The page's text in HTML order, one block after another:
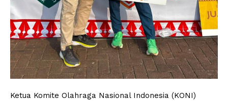
Ketua Komite Olahraga Nasional Indonesia (KONI)